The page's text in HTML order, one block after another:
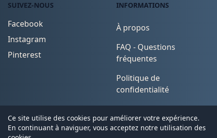
SUIVEZ-NOUS
Facebook
Instagram
Pinterest
INFORMATIONS
À propos
FAQ - Questions
fréquentes
Politique de
confidentialité
Conditions d'utilisation
Ce site utilise des cookies pour améliorer votre expérience.
En continuant à naviguer, vous acceptez notre utilisation des